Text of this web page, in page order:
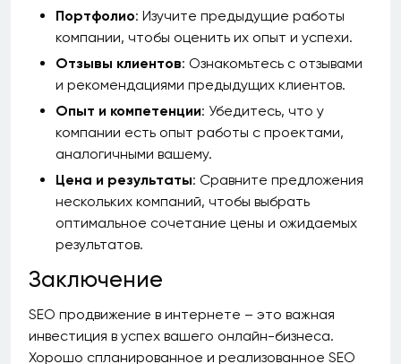
Портфолио: Изучите предыдущие работы
компании, чтобы оценить их опыт и успехи.
Отзывы клиентов: Ознакомьтесь с отзывами
и рекомендациями предыдущих клиентов.
Опыт и компетенции: Убедитесь, что у
компании есть опыт работы с проектами,
аналогичными вашему.
Цена и результаты: Сравните предложения
нескольких компаний, чтобы выбрать
оптимальное сочетание цены и ожидаемых
результатов.
Заключение
SEO продвижение в интернете – это важная
инвестиция в успех вашего онлайн-бизнеса.
Хорошо спланированное и реализованное SEO